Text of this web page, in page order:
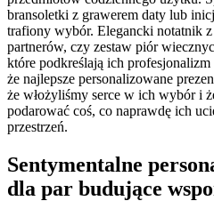
bransoletki z grawerem daty lub
trafiony wybór. Elegancki notatnik
partnerów, czy zestaw piór
które podkreślają ich profesjonalizm
że najlepsze personalizowane
że włożyliśmy serce w ich wybór i
podarować coś, co naprawdę ich
przestrzeń.
Sentymentalne
dla par budujące